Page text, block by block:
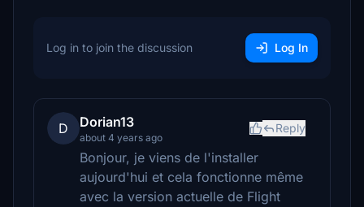
Log in to join the discussion Log In
D Dorian13
about 4 years ago
Reply
Bonjour, je viens de l'installer
aujourd'hui et cela fonctionne même
avec la version actuelle de Flight